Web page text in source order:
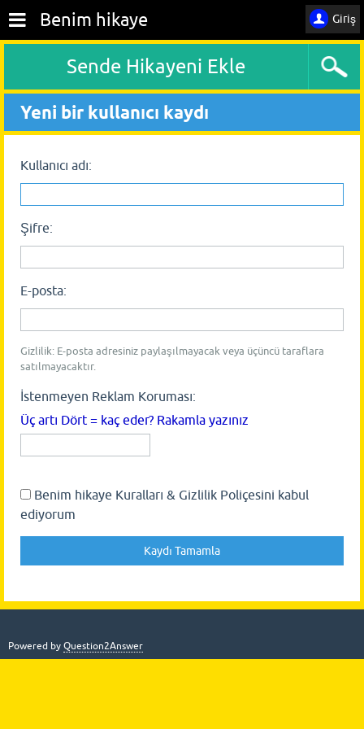
Giriş
Benim hikaye
Sende Hikayeni Ekle
Yeni bir kullanıcı kaydı
Kullanıcı adı:
Şifre:
E-posta:
Gizlilik: E-posta adresiniz paylaşılmayacak veya üçüncü taraflara
satılmayacaktır.
İstenmeyen Reklam Koruması:
Üç artı Dört = kaç eder? Rakamla yazınız
Benim hikaye Kuralları & Gizlilik Poliçesini kabul
ediyorum
Powered by Question2Answer